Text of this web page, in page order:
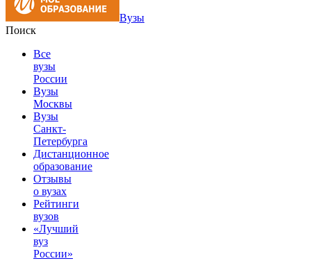
Вузы
Поиск
Все
вузы
России
Вузы
Москвы
Вузы
Санкт-
Петербурга
Дистанционное
образование
Отзывы
о вузах
Рейтинги
вузов
«Лучший
вуз
России»